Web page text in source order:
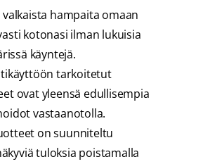
valkaista hampaita omaan
kotonasi ilman lukuisia
käyntejä.
tarkoitetut
ovat yleensä edullisempia
vastaanotolla.
on suunniteltu
tuloksia poistamalla